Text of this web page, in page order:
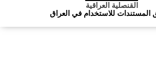
القنصلية العراقية
المستندات للاستخدام في العراق